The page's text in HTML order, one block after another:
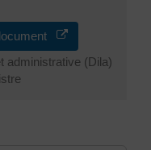
administrative (Dila)